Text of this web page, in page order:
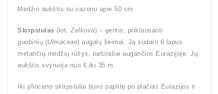
Medžio aukštis su vazonu apie 50 cm
Skirpstulas (lot. Zelkova) – gentis, priklausanti
guobinių (Ulmaceae) augalų šeimai. Ją sudaro 6 lapus
metančių medžių rūšys, natūraliai augančios Eurazijoje. Jų
aukštis svyruoja nuo 6 iki 35 m.
Iki plioceno skirpstulai buvo paplitę po plačias Eurazijos ir